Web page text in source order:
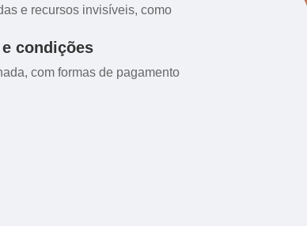
e recursos invisíveis, como
condições
com formas de pagamento